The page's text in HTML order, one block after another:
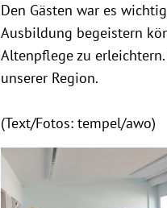
Den Gästen war es
Ausbildung begeistern
Altenpflege zu
unserer Region.
(Text/Fotos: tempel/awo)